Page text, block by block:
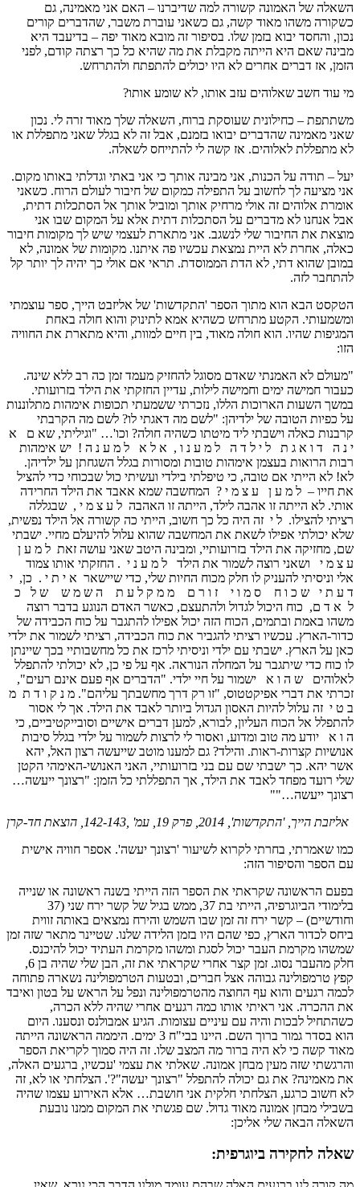
השאלה של האמונה קשורה למה שדיברנו – האם אני מאמינה, גם
כשקורה משהו מאוד קשה, גם כשאני עוברת משבר, שהדברים קורים
נכון, והחסד יבוא בזמן שלו. בסיפור זה מובא מאוד יפה – בדיעבד היא
מבינה שאם היא הייתה מקבלת את מה שהיא כל כך רצתה קודם, לפני
הזמן, אז דברים אחרים לא היו יכולים להתפתח ולהתרחש.
מי עוד חשב שאלוהים עזב אותו, לא שומע אותו?
משתתפת – כחילונית שעוסקת ברוח, השאלה שלך מאוד זרה לי. נכון
שאני מאמינה שהדברים יבואו בזמנם, אבל זה לא בגלל שאני מתפללת או
לא מתפללת לאלוהים. אז קשה לי להתייחס לשאלה.
יעל – תודה על הכנות, אני מבינה אותך כי אני באתי וגדלתי באותו מקום.
אני מציעה לך לחשוב על התפילה כמקום של חיבור לעולם הרוח. כשאני
אומרת אלוהים זה אולי מרחיק אותך ומוביל אותך אל הסתכלות דתית,
אבל אנחנו לא מדברים על הסתכלות דתית אלא על המקום שבו אני
מוצאת את החיבור שלי לנשגב. אני מתארת לעצמי שיש לך מקומות חיבור
כאלה, אחרת לא היית נמצאת עכשיו פה איתנו. מקומות של אמונה, לא
במובן שהוא דתי, לא הדת הממוסדת. תראי אם אולי כך יהיה לך יותר קל
להתחבר לזה.
הטקסט הבא הוא מתוך הספר 'התקדשות' של אליזבט הייך, ספר עוצמתי
ומשמעותי. הקטע מתרחש כשהיא אמא לתינוק והוא חולה באחת
המגיפות שהיו. הוא חולה מאוד, בין חיים למוות, והיא מתארת את החוויה
הזו:
"מעולם לא האמנתי שאדם מסוגל להחזיק מעמד זמן כה רב ללא שינה.
כעבור חמישה ימים וחמישה לילות, עדיין החזקתי את הילד בזרועותי.
במשך השעות הארוכות הללו, נזכרתי ששמעתי תכופות אימהות מתלוננות
על כפיות הטובה של ילדיהן: "לשם מה דאגתי לו? לשם מה הקרבתי
קרבנות כאלה וישבתי ליד מיטתו כשהיה חולה? וכו'… "וגיליתי, שא ם א
י נ ה ד ו א ג ת ל י ל ד ה ל מ ע נ ו , א ל א ל מ ע נ ה ! יש אימהות
רבות הרואות בעצמן אימהות טובות ומסורות בגלל השגחתן על ילדיהן.
לא! לא הייתי אם טובה, כי טיפלתי בילדי ועשיתי כול שבכוחי כדי להציל
את חייו – ל מ ע ן ע צ מ י ? המחשבה שמא אאבד את הילד החרידה
אותי. לא הייתה זו אהבה לילד, הייתה זו האהבה ל ע צ מ י , שבגללה
רציתי להצילו. ל י זה היה כל כך חשוב, הייתי כה קשורה אל הילד נפשית,
שלא יכולתי אפילו לשאת את המחשבה שהוא עלול להיעלם מחיי. ישבתי
שם, מחזיקה את הילד בזרועותיי, ומבינה היטב שאני עושה זאת ל מ ע ן
ע צ מ י ושאני רוצה לשמור את הילד ל מ ע נ י . החזקתי אותו צמוד
אלי וניסיתי להעניק לו חלק מכוח החיות שלי, כדי שיישאר א י ת י . כן, י
ד ע ת י ש כ ו ח ס מ ו י ז ו ר ם מ מ ק ל ע ת ה ש מ ש ש ל כ
ל א ד ם, כוח היכול לגדול ולהתעצם, כאשר האדם הנוגע בדבר רוצה
משהו באמת ובתמים, הכוח הזה יכול אפילו להתגבר על כוח הכבידה של
כדור-הארץ. עכשיו רציתי להגביר את כוח הכבידה, רציתי לשמור את ילדי
כאן על הארץ. ישבתי עם ילדי וניסיתי לרכז את כל מחשבותיי בכך שיינתן
לו כוח כדי שיתגבר על המחלה הנוראה. אף על פי כן, לא יכולתי להתפלל
לאלוהים ש ה ו א ישמור על חיי ילדי. "הדברים אף פעם אינם רעים",
זכרתי את דברי אפיקטטוס, "זו רק דרך מחשבתך עליהם". מ נ ק ו ד ת מ
ב ט י זה עלול להיות האסון הגדול ביותר לאבד את הילד. אך לי אסור
להתפלל אל הכוח העליון, לבורא, למען דברים אישיים וסובייקטיביים, כי
ה ו א יודע מה טוב ומדוע, ואסור לי לרצות לשמור על ילדי בגלל סיבות
אנושיות קצרות-ראות. והילד? גם למענו מוטב שייעשה רצון האל, יהא
אשר יהא. כך ישבתי שם עם בני בזרועותיי, האני האנושי-האימהי הקטן
שלי רועד מפחד לאבד את הילד, אך התפללתי כל הזמן: "רצונך ייעשה…
רצונך ייעשה…""
אליזבת הייך, 'התקדשות', 2014, פרק 19, עמ' ,142-143, הוצאת חד-קרן
כמו שאמרתי, בחרתי לקרוא לשיעור 'רצונך יעשה'. אספר חוויה אישית
עם הספר והסיפור הזה:
בפעם הראשונה שקראתי את הספר הזה הייתי בשנה ראשונה או שנייה
בלימודי הביוגרפיה, הייתי בת 37, ממש בגיל של קשר ירח שני (37
וחודשיים) – קשר ירח זה זמן שבו השמש והירח נמצאים באותה זווית
ביחס לכדור הארץ, כפי שהם היו בזמן הלידה שלנו. שטיינר מתאר שזה זמן
שמשהו מקרמת העבר יכול לסגת ומשהו מקרמת העתיד יכול להיכנס.
חלק מהעבר נסוג. זמן קצר אחרי שקראתי את זה, הבן שלי שהיה בן 6,
קפץ טרמפולינה גבוהה אצל חברים, ובטעות הטרמפולינה נשארה פתוחה
לכמה רגעים והוא עף החוצה מהטרמפולינה ונפל על הראש על בטון ואיבד
את ההכרה. אני ראיתי אותו כמה רגעים אחרי שהיה ללא הכרה,
כשהתחיל לבכות והיה עם עיניים עצומות. הגיע אמבולנס ונסענו. היום
הוא בסדר גמור ברוך השם. היינו בבי"ח 3 ימים. היממה הראשונה הייתה
מאוד קשה כי לא היה ברור מה המצב שלו. זה היה סמוך לקריאת הספר
והרגשתי שזה מעין מבחן אמונה. שאלתי את עצמי 'עכשיו, ברגעים האלה,
את מאמינה? את גם יכולה להתפלל "רצונך יעשה"?'. הצלחתי או לא, זה
לא חשוב כרגע, הצלחתי חלקית אני חושבת… אלא האירוע עצמו שהיה
בשבילי מבחן אמונה מאוד גדול. שם פגשתי את המקום ממנו נובעת
השאלה הבאה שלי אליכן:
שאלה לחקירה ביוגרפית: